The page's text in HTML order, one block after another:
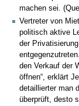
machen sei.
Vertreter von
politisch aktive
der
den Verkauf der
öffnen“, erklärt
detaillierter man
überprüft, desto